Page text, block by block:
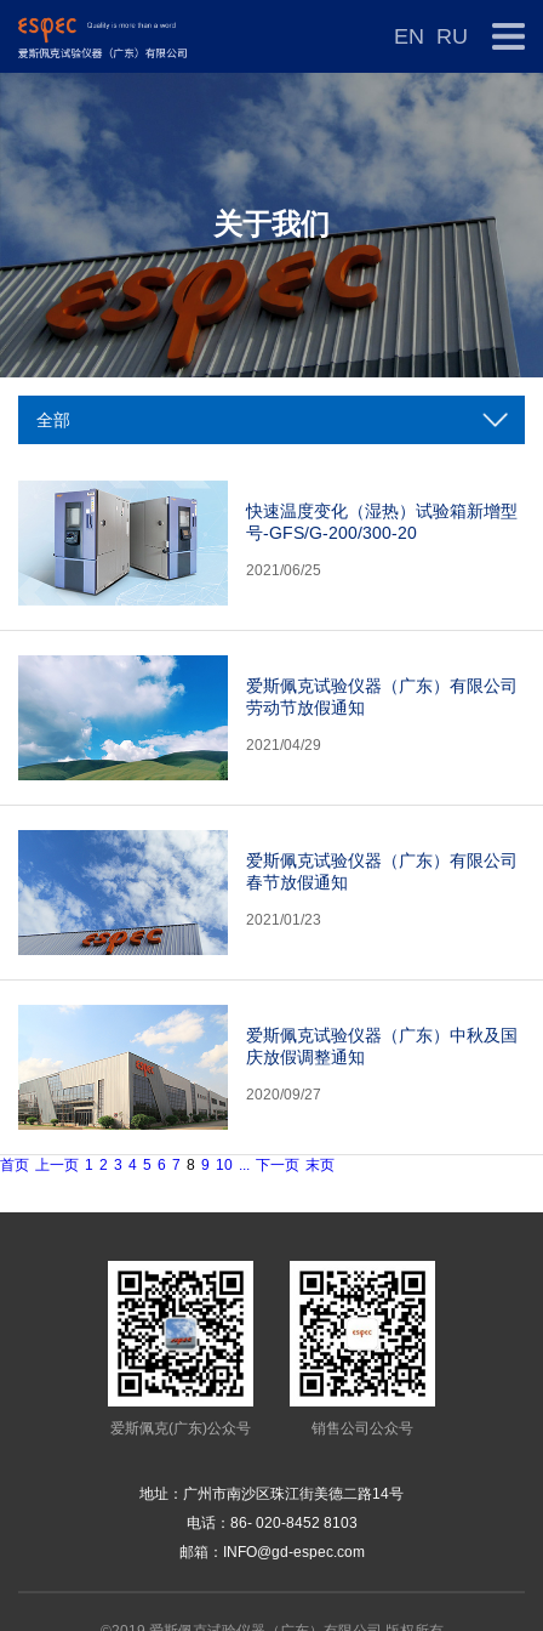
EN RU
关于我们
快速温度变化（湿热）试验箱新增型
号-GFS/G-200/300-20
2021/06/25
爱斯佩克试验仪器（广东）有限公司
劳动节放假通知
2021/04/29
爱斯佩克试验仪器（广东）有限公司
春节放假通知
2021/01/23
爱斯佩克试验仪器（广东）中秋及国
庆放假调整通知
2020/09/27
首页 上一页 1 2 3 4 5 6 7 8 9 10 ... 下一页 末页
爱斯佩克(广东)公众号 销售公司公众号
地址：广州市南沙区珠江街美德二路14号
电话： 86- 020-8452 8103
邮箱： INFO@gd-espec.com